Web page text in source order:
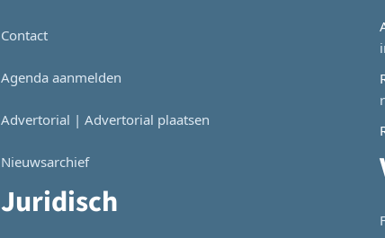
Contact
Agenda aanmelden
Advertorial | Advertorial plaatsen
Nieuwsarchief
Juridisch